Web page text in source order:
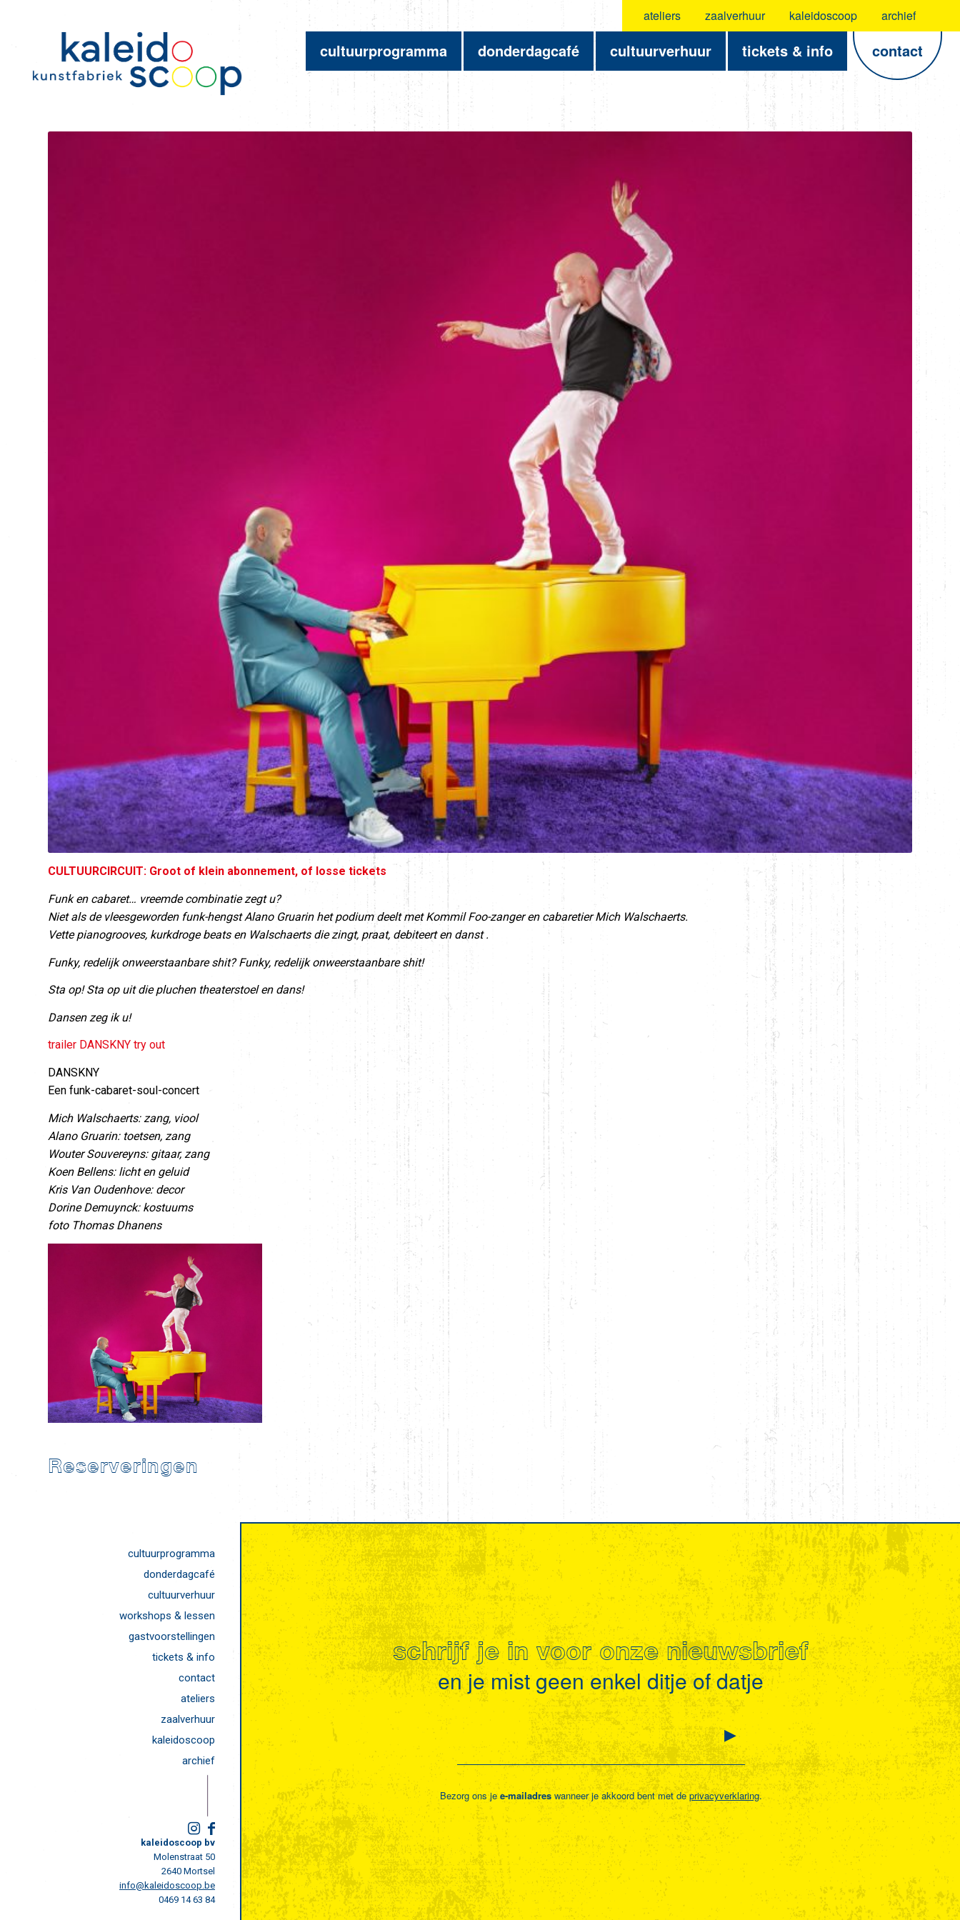
ateliers zaalverhuur kaleidoscoop archief
cultuurprogramma donderdagcafé cultuurverhuur tickets & info contact
CULTUURCIRCUIT: Groot of klein abonnement, of losse tickets
Funk en cabaret… vreemde combinatie zegt u?
Niet als de vleesgeworden funk-hengst Alano Gruarin het podium deelt met Kommil Foo-zanger en cabaretier Mich Walschaerts.
Vette pianogrooves, kurkdroge beats en Walschaerts die zingt, praat, debiteert en danst .
Funky, redelijk onweerstaanbare shit? Funky, redelijk onweerstaanbare shit!
Sta op! Sta op uit die pluchen theaterstoel en dans!
Dansen zeg ik u!
trailer DANSKNY try out
DANSKNY
Een funk-cabaret-soul-concert
Mich Walschaerts: zang, viool
Alano Gruarin: toetsen, zang
Wouter Souvereyns: gitaar, zang
Koen Bellens: licht en geluid
Kris Van Oudenhove: decor
Dorine Demuynck: kostuums
foto Thomas Dhanens
Reserveringen
cultuurprogramma
donderdagcafé
cultuurverhuur
workshops & lessen
gastvoorstellingen
tickets & info
contact
ateliers
zaalverhuur
kaleidoscoop
archief
kaleidoscoop bv
Molenstraat 50
2640 Mortsel
info@kaleidoscoop.be
0469 14 63 84
schrijf je in voor onze nieuwsbrief
en je mist geen enkel ditje of datje
Bezorg ons je e-mailadreswanneer je akkoord bent met deprivacyverklaring.